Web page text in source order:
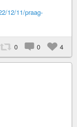
12/11/praag-
0 0 4